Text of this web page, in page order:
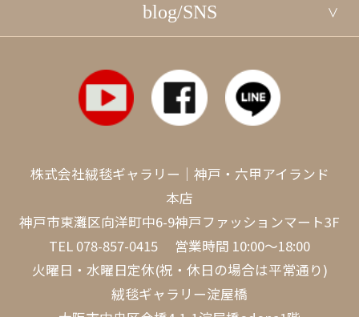
blog/SNS
株式会社絨毯ギャラリー｜神戸・六甲アイランド
本店
神戸市東灘区向洋町中6-9神戸ファッションマート3F
TEL 078-857-0415 営業時間 10:00～18:00
火曜日・水曜日定休(祝・休日の場合は平常通り)
絨毯ギャラリー淀屋橋